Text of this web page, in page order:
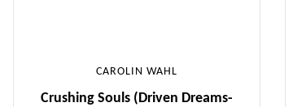
CAROLIN WAHL
Crushing Souls (Driven Dreams-